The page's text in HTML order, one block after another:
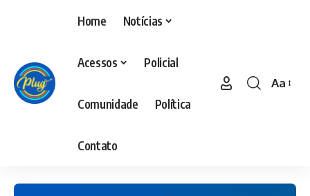
Home Notícias
Acessos Policial
Comunidade Política
Contato
Aa